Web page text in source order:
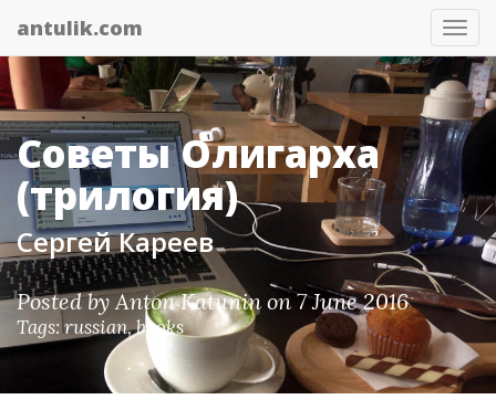
antulik.com
Советы Олигарха
(трилогия)
Сергей Кареев
Posted byAnton Katunin on 7 June 2016
Tags:russian,books